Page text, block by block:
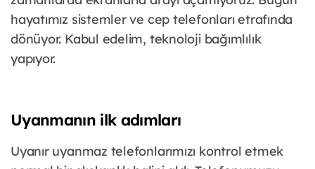
hayatımız sistemler ve cep telefonları etrafında
dönüyor. Kabul edelim, teknoloji bağımlılık
yapıyor.
Uyanmanın ilk adımları
Uyanır uyanmaz telefonlarımızı kontrol etmek